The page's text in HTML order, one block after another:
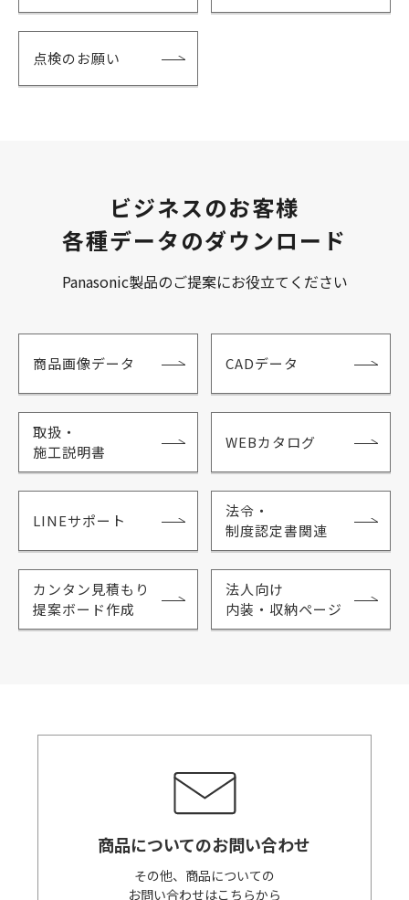
点検のお願い
ビジネスのお客様
各種データのダウンロード
Panasonic製品のご提案にお役立てください
商品画像データ CADデータ
取扱・
施工説明書
WEBカタログ
LINEサポート
法令・
制度認定書関連
カンタン見積もり
提案ボード作成
法人向け
内装・収納ページ
商品についてのお問い合わせ
その他、商品についての
お問い合わせはこちらから